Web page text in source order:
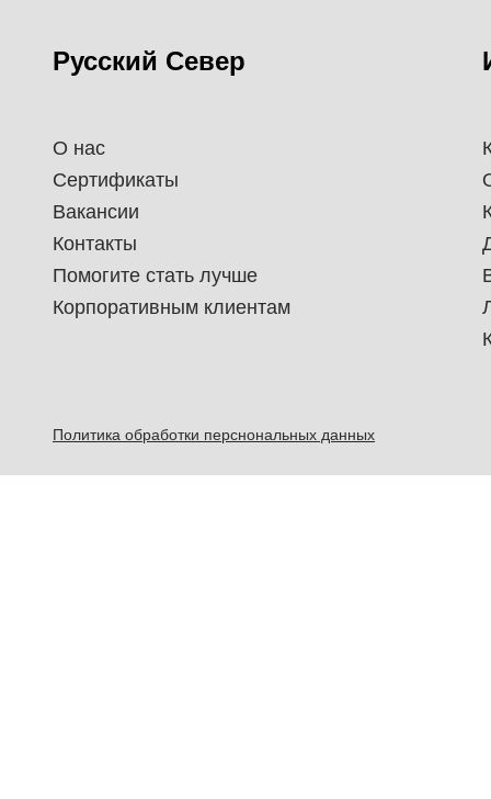
Русский Север
О нас
Сертификаты
Вакансии
Контакты
Помогите стать лучше
Корпоративным клиентам
Политика обработки перснональных данных